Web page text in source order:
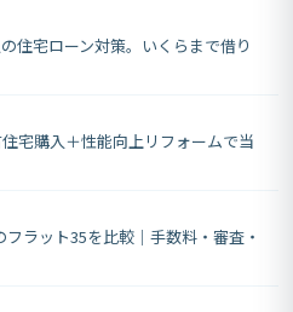
住宅ローン対策。いくらまで借り
宅購入＋性能向上リフォームで当
ラット35を比較｜手数料・審査・